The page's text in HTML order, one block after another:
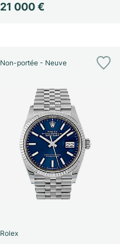
21 000 €
Non-portée - Neuve
Rolex